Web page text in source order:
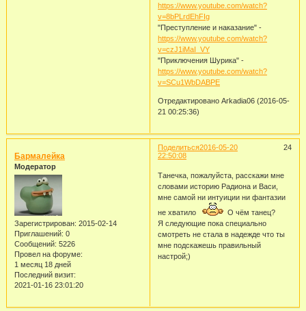
https://www.youtube.com/watch?
v=8bPLrdEhFIg
"Преступление и наказание" -
https://www.youtube.com/watch?
v=czJ1iMaI_VY
"Приключения Шурика" -
https://www.youtube.com/watch?
v=SCu1WbDABPE
Отредактировано Arkadia06 (2016-05-
21 00:25:36)
Поделиться 24
2016-05-20
22:50:08
Бармалейка
Модератор
Зарегистрирован: 2015-02-14
Приглашений: 0
Сообщений: 5226
Провел на форуме:
1 месяц 18 дней
Последний визит:
2021-01-16 23:01:20
Танечка, пожалуйста, расскажи мне
словами историю Радиона и Васи,
мне самой ни интуиции ни фантазии
не хватило
О чём танец?
Я следующие пока специально
смотреть не стала в надежде что ты
мне подскажешь правильный
настрой;)